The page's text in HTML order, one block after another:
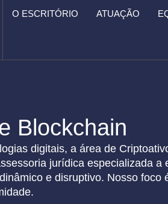
O ESCRITÓRIO ATUAÇÃO
Blockchain
digitais, a área de
jurídica especializada a
e disruptivo. Nosso foco